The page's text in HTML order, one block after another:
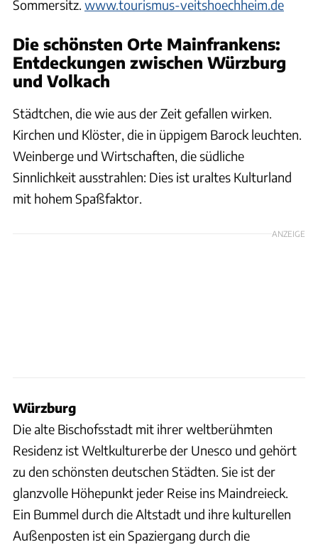
Sommersitz. www.tourismus-veitshoechheim.de
Die schönsten Orte Mainfrankens:
Entdeckungen zwischen Würzburg
und Volkach
Städtchen, die wie aus der Zeit gefallen wirken.
Kirchen und Klöster, die in üppigem Barock leuchten.
Weinberge und Wirtschaften, die südliche
Sinnlichkeit ausstrahlen: Dies ist uraltes Kulturland
mit hohem Spaßfaktor.
ANZEIGE
Würzburg
Die alte Bischofsstadt mit ihrer weltberühmten
Residenz ist Weltkulturerbe der Unesco und gehört
zu den schönsten deutschen Städten. Sie ist der
glanzvolle Höhepunkt jeder Reise ins Maindreieck.
Ein Bummel durch die Altstadt und ihre kulturellen
Außenposten ist ein Spaziergang durch die